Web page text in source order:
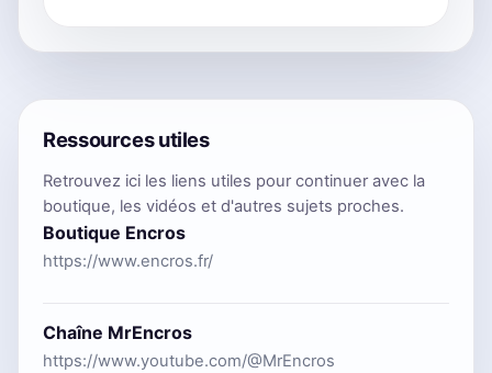
Ressources utiles
Retrouvez ici les liens utiles pour continuer avec la
boutique, les vidéos et d'autres sujets proches.
Boutique Encros
https://www.encros.fr/
Chaîne MrEncros
https://www.youtube.com/@MrEncros